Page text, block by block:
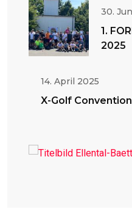
30.
1.
2025
14. April 2025
X-Golf